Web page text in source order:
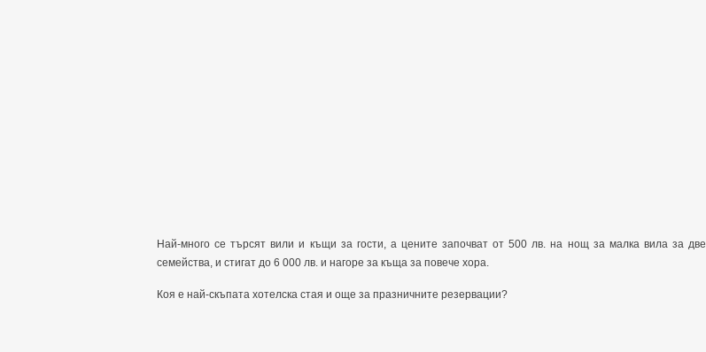
Най-много се търсят вили и къщи за гости, а цените започват от 500 лв. на нощ за малка вила за две
семейства, и стигат до 6 000 лв. и нагоре за къща за повече хора.
Коя е най-скъпата хотелска стая и още за празничните резервации?